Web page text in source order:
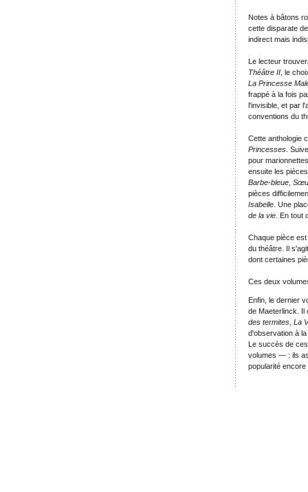
Notes à bâtons
cette disparate
indirect mais
Le lecteur
Théâtre II , le
La Princesse
frappé à la fois
l'invisible, et par
conventions du
Cette anthologie
Princesses .
pour
ensuite les
Barbe-bleue
pièces
Isabelle . Une
de la vie . En tout
Chaque pièce
du théâtre. Il
dont certaines
Ces deux
Enfin, le dernier
de Maeterlinck.
des termites La
d'observation à
Le succès de
volumes — : ils
popularité